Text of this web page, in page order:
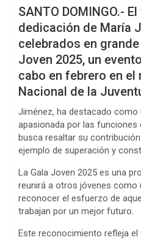
SANTO DOMINGO.-
dedicación de María
celebrados en
Joven 2025, un
cabo en febrero en el
Nacional de la
Jiménez, ha destacado como
apasionada por las funciones
busca resaltar su
ejemplo de superación y
La Gala Joven 2025 es una
reunirá a otros jóvenes como
reconocer el esfuerzo de
trabajan por un mejor futuro.
Este reconocimiento refleja el